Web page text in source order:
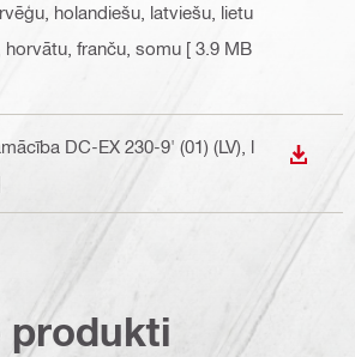
holandiešu, latviešu, lietu
horvātu, franču, somu [ 3.9 MB
DC-EX 230-9' (01) (LV) , l
produkti